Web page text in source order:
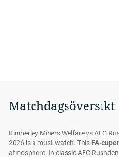
Matchdagsöversikt
Kimberley Miners Welfare vs AFC
2026 is a must-watch. This FA-
atmosphere. In classic AFC